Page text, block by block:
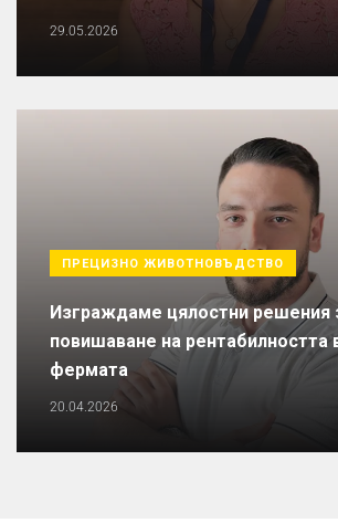
29.05.2026
ПРЕЦИЗНО ЖИВОТНОВЪДСТВО
Изграждаме цялостни решения
повишаване на рентабилността
фермата
20.04.2026